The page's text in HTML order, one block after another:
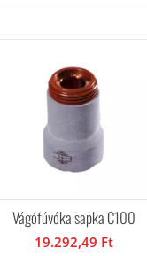
Vágófúvóka sapka C100
19.292,49 Ft